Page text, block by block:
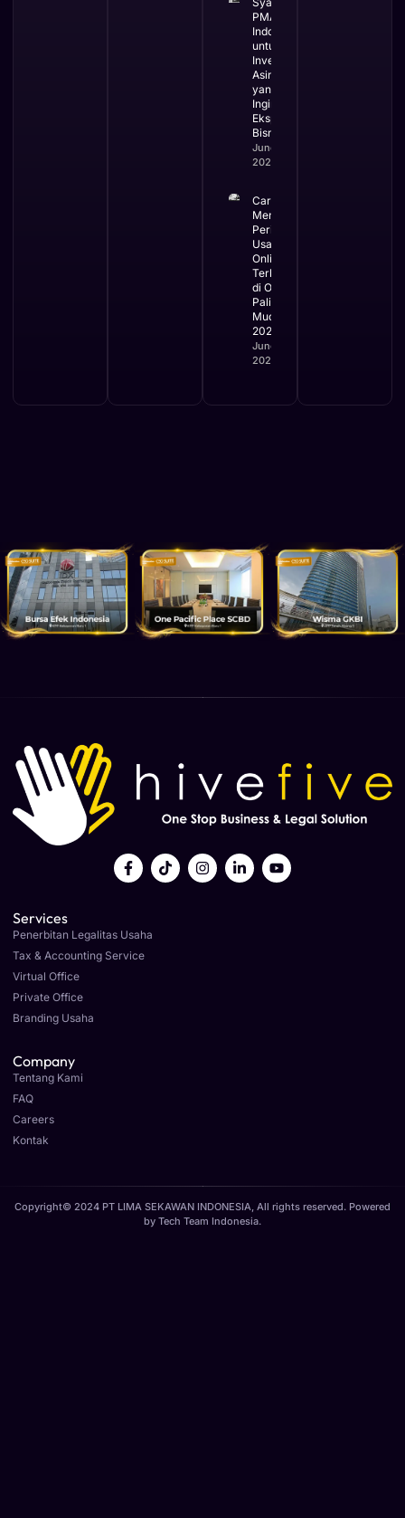
PMA di
Indonesia
untuk
Investor
Asing
yang
Ingin
Ekspansi
Bisnis
June 3,
2026
Cara
Mengurus
Perizinan
Usaha
Online
Terbaru
di OSS
Paling
Mudah
2026
June 2,
2026
Services
Penerbitan Legalitas Usaha
Tax & Accounting Service
Virtual Office
Private Office
Branding Usaha
Company
Tentang Kami
FAQ
Careers
Kontak
Copyright© 2024 PT LIMA SEKAWAN INDONESIA, All rights reserved. Powered
by Tech Team Indonesia.